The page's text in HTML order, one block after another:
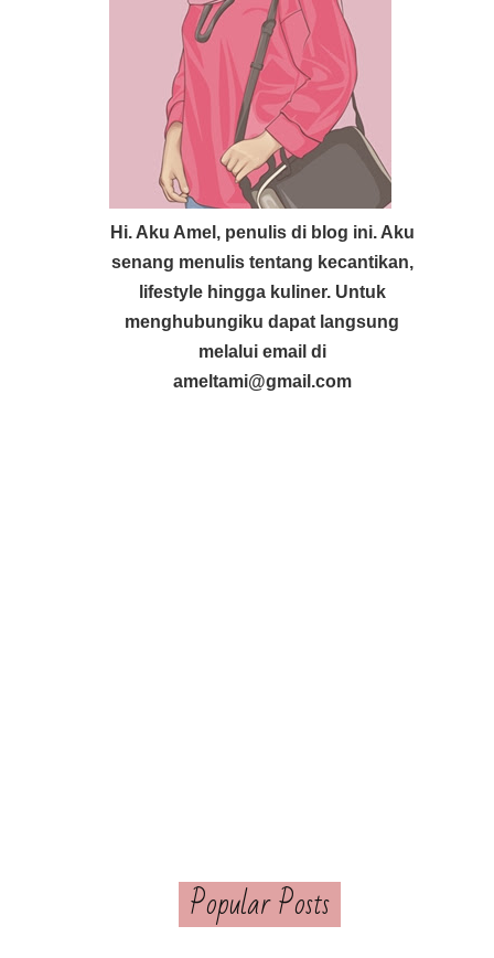
Hi. Aku Amel, penulis di blog ini. Aku
senang menulis tentang kecantikan,
lifestyle hingga kuliner. Untuk
menghubungiku dapat langsung
melalui email di
ameltami@gmail.com
Popular Posts